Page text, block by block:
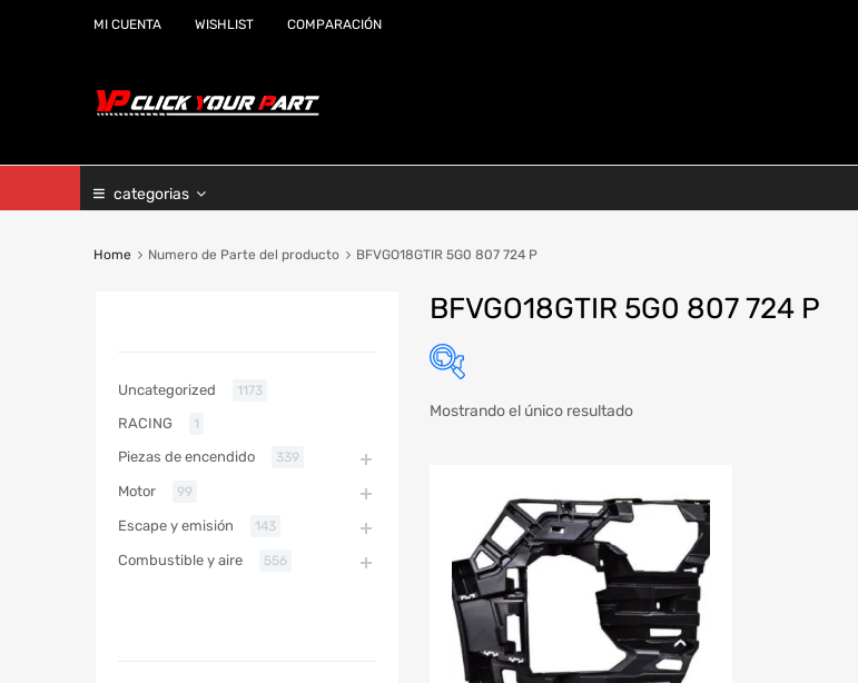
MI CUENTA WISHLIST COMPARACIÓN
categorias
Home Numero de Parte del producto BFVGO18GTIR 5G0 807 724 P
BFVGO18GTIR 5G0 807 724 P
Refacción
ABARTH
ABARTH AUDI CHEVROLETDODGE
Mostrando el único resultado
Uncategorized 1173
RACING 1
Piezas de encendido 339
Motor 99
Escape y emisión 143
Combustible y aire 556